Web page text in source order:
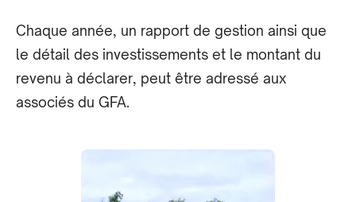
Chaque année, un rapport de gestion ainsi que
le détail des investissements et le montant du
revenu à déclarer, peut être adressé aux
associés du GFA.